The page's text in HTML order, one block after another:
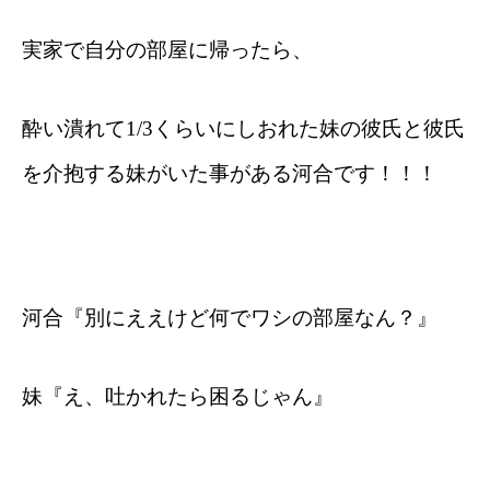
実家で自分の部屋に帰ったら、
酔い潰れて1/3くらいにしおれた妹の彼氏と彼氏
を介抱する妹がいた事がある河合です！！！
河合『別にええけど何でワシの部屋なん？』
妹『え、吐かれたら困るじゃん』